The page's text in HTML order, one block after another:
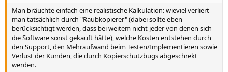
Man bräuchte einfach eine realistische Kalkulation: wieviel verliert
man tatsächlich durch "Raubkopierer" (dabei sollte eben
berücksichtigt werden, dass bei weitem nicht jeder von denen sich
die Software sonst gekauft hätte), welche Kosten entstehen durch
den Support, den Mehraufwand beim Testen/Implementieren sowie
Verlust der Kunden, die durch Kopierschutzbugs abgeschrekt
werden.